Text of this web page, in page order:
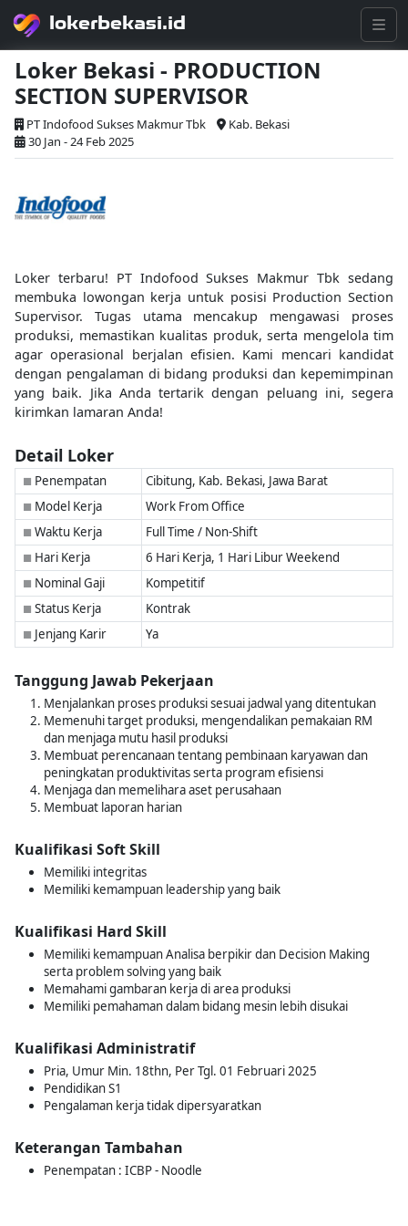
lokerbekasi.id
Loker Bekasi - PRODUCTION
SECTION SUPERVISOR
PT Indofood Sukses Makmur Tbk
Kab. Bekasi
30 Jan - 24 Feb 2025
Loker terbaru! PT Indofood Sukses Makmur Tbk sedang
membuka lowongan kerja untuk posisi Production Section
Supervisor. Tugas utama mencakup mengawasi proses
produksi, memastikan kualitas produk, serta mengelola tim
agar operasional berjalan efisien. Kami mencari kandidat
dengan pengalaman di bidang produksi dan kepemimpinan
yang baik. Jika Anda tertarik dengan peluang ini, segera
kirimkan lamaran Anda!
Detail Loker
■ Penempatan Cibitung, Kab. Bekasi, Jawa Barat
■ Model Kerja Work From Office
■ Waktu Kerja Full Time / Non-Shift
■ Hari Kerja 6 Hari Kerja, 1 Hari Libur Weekend
■ Nominal Gaji Kompetitif
■ Status Kerja Kontrak
■ Jenjang Karir Ya
Tanggung Jawab Pekerjaan
Menjalankan proses produksi sesuai jadwal yang ditentukan
Memenuhi target produksi, mengendalikan pemakaian RM
dan menjaga mutu hasil produksi
Membuat perencanaan tentang pembinaan karyawan dan
peningkatan produktivitas serta program efisiensi
Menjaga dan memelihara aset perusahaan
Membuat laporan harian
Kualifikasi Soft Skill
Memiliki integritas
Memiliki kemampuan leadership yang baik
Kualifikasi Hard Skill
Memiliki kemampuan Analisa berpikir dan Decision Making
serta problem solving yang baik
Memahami gambaran kerja di area produksi
Memiliki pemahaman dalam bidang mesin lebih disukai
Kualifikasi Administratif
Pria, Umur Min. 18thn, Per Tgl. 01 Februari 2025
Pendidikan S1
Pengalaman kerja tidak dipersyaratkan
Keterangan Tambahan
Penempatan : ICBP - Noodle